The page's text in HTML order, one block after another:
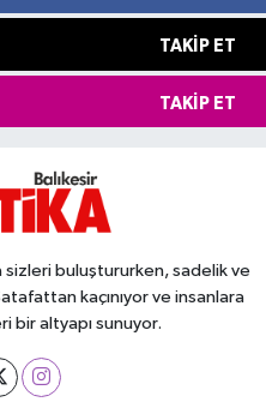
TAKIP ET
TAKIP ET
sizleri buluştururken, sadelik ve
kaçınıyor ve insanlara
bir altyapı sunuyor.